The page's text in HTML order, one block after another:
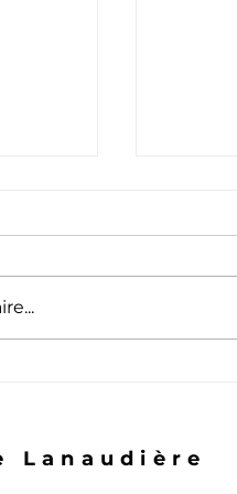
Lanaudière